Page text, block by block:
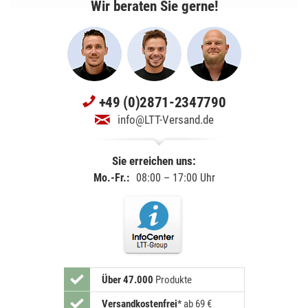
Wir beraten Sie gerne!
+49 (0)2871-2347790
info@LTT-Versand.de
Sie erreichen uns:
Mo.-Fr.: 08:00 – 17:00 Uhr
Über 47.000 Produkte
Versandkostenfrei* ab 69 €